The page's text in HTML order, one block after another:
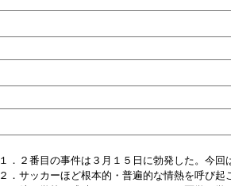
１．２番目の事件は３月１５日に勃発した。今
２．サッカーほど根本的・普遍的な情熱を呼び起